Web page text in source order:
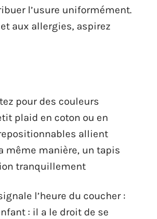
l’usure uniformément.
aux allergies, aspirez
pour des couleurs
plaid en coton ou en
allient
même manière, un tapis
tranquillement
l’heure du coucher :
: il a le droit de se